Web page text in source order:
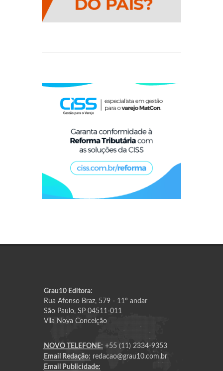
Grau10 Editora:
Rua Afonso Braz, 579 - 11º andar
São Paulo, SP 04511-011
Vila Nova Conceição
NOVO TELEFONE: +55 (11) 2334-9353
Email Redação: redacao@grau10.com.br
Email Publicidade: